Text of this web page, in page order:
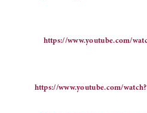
https://www.youtube.com/
https://www.youtube.com/